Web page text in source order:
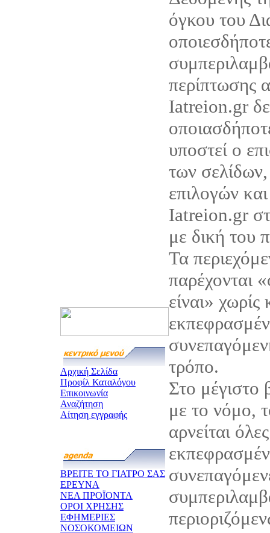
Αρχική Σελίδα
Προφίλ Καταλόγου
Επικοινωνία
Αναζήτηση
Αίτηση εγγραφής
ΒΡΕΙΤΕ ΤΟ ΓΙΑΤΡΟ ΣΑΣ
ΕΡΕΥΝΑ
ΝΕΑ ΠΡΟΪΟΝΤΑ
ΟΡΟΙ ΧΡΗΣΗΣ
ΕΦΗΜΕΡΙΕΣ
ΝΟΣΟΚΟΜΕΙΩΝ
όγκου του
περίπτωσης
Iatreion.gr
υποστεί ο
των
επιλογών
Iatreion.gr
με δική του
Τα
παρέχονται
είναι»
τρόπο.
Στο
με το νόμο,
αρνείται